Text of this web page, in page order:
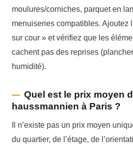
moulures/corniches, parquet en
menuiseries compatibles. Ajoutez
sur cour » et vérifiez que les
cachent pas des reprises
humidité).
Quel est le prix moyen
haussmannien à Paris ?
Il n’existe pas un prix moyen
du quartier, de l’étage, de